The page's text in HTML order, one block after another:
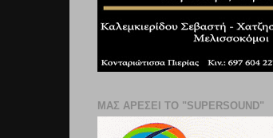
ΜΑΣ ΑΡΕΣΕΙ ΤΟ "SUPERSOUND"